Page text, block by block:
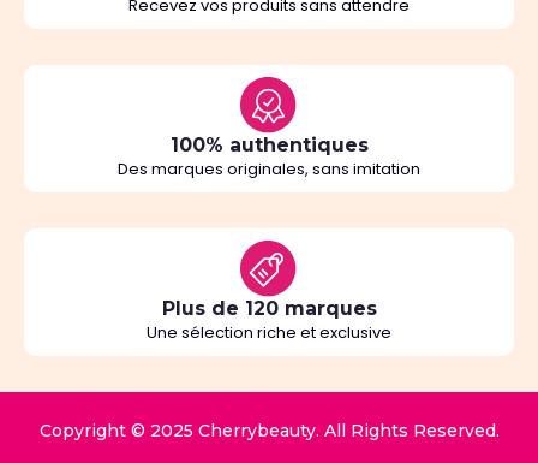
Recevez vos produits sans attendre
100% authentiques
Des marques originales, sans imitation
Plus de 120 marques
Une sélection riche et exclusive
Copyright © 2025 Cherrybeauty. All Rights Reserved.